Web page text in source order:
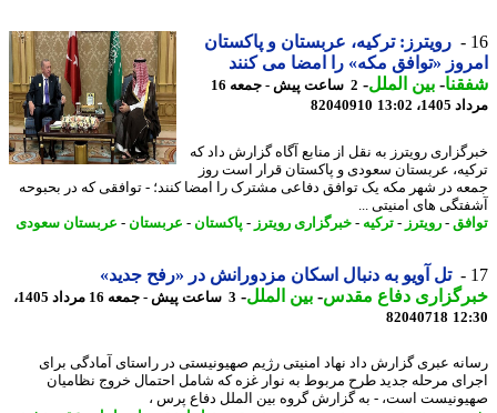
رویترز: ترکیه، عربستان و پاکستان
«توافق مکه» را امضا می کنند
-بین الملل-
2 ساعت پیش - جمعه 16
13:02
82040910
رویترز به نقل از منابع آگاه گزارش داد که
عربستان سعودی و پاکستان قرار است روز
در شهر مکه یک توافق دفاعی مشترک را امضا کنند؛ - توافقی که در بحبوحه
های امنیتی ...
-رویترز-ترکیه-خبرگزاری رویترز-پاکستان-عربستان-عربستان سعودی
تل آویو به دنبال اسکان مزدورانش در «رفح جدید»
دفاع مقدس-بین الملل-
3 ساعت پیش - جمعه 16 مرداد 1405،
82040718
عبری گزارش داد نهاد امنیتی رژیم صهیونیستی در راستای آمادگی برای
مرحله جدید طرح مربوط به نوار غزه که شامل احتمال خروج نظامیان
است، - به گزارش گروه بین الملل دفاع پرس ،